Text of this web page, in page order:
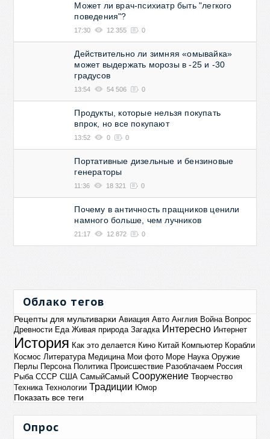
Может ли врач-психиатр быть "легкого
поведения"?
17:30 12 355 0
Действительно ли зимняя «омывайка»
может выдержать морозы в -25 и -30
градусов
13:54 54 506 0
Продукты, которые нельзя покупать
впрок, но все покупают
13:52 0 0
Портативные дизельные и бензиновые
генераторы
11:36 18 321 0
Почему в античность пращников ценили
намного больше, чем лучников
21:17 12 872 0
Облако тегов
Рецепты для мультиварки Авиация Авто Англия Война Вопрос
Древности Еда Живая природа Загадка Интересно Интернет
История Как это делается Кино Китай Компьютер Корабли
Космос Литература Медицина Мои фото Море Наука Оружие
Перлы Персона Политика Происшествие Разоблачаем Россия
Рыба СССР США СамыйСамый Сооружение Творчество
Техника Технологии Традиции Юмор
Показать все теги
Опрос